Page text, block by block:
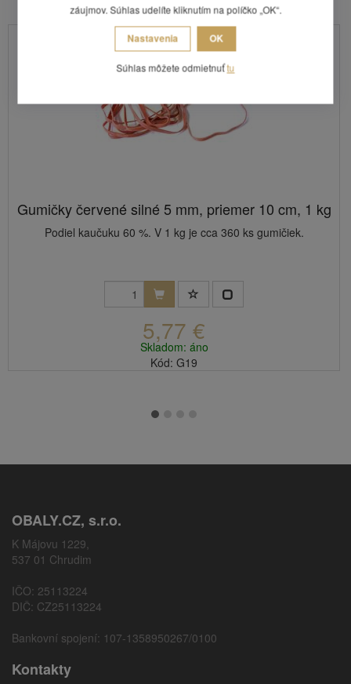
Gumičky červené silné 5 mm, priemer 10 cm, 1 kg
Podiel kaučuku 60 %. V 1 kg je cca 360 ks gumičiek.
5,77 €
Skladom: áno
Kód: G19
OBALY.CZ, s.r.o.
K Májovu 1229,
537 01 Chrudim
IČO: 25113224
DIČ: CZ25113224
Bankovní spojení: 107-1358950267/0100
Kontakty
záujmov. Súhlas udelíte kliknutím na políčko „OK“.
Nastavenia OK
Súhlas môžete odmietnuťtu